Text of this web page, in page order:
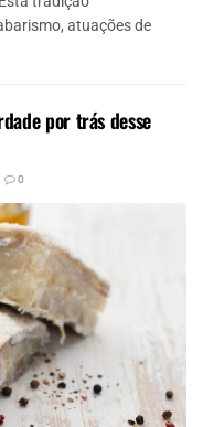
atuações de
por trás desse
0